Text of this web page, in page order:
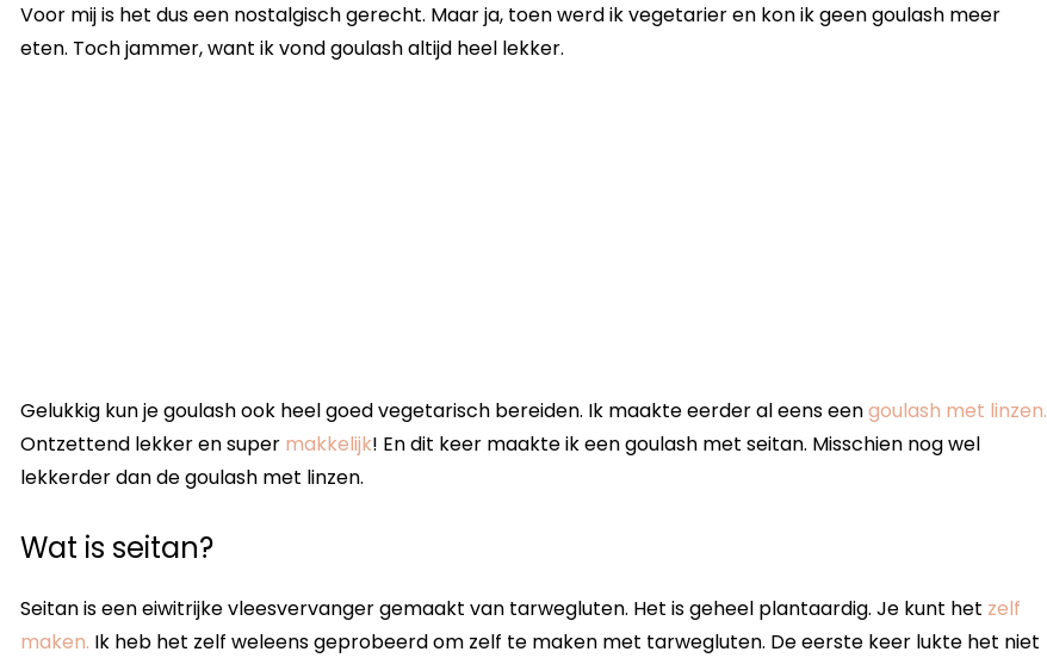
Voor mij is het dus een nostalgisch gerecht. Maar ja, toen werd ik vegetarier en kon ik geen goulash meer
eten. Toch jammer, want ik vond goulash altijd heel lekker.
Gelukkig kun je goulash ook heel goed vegetarisch bereiden. Ik maakte eerder al eens eengoulash met linzen.
Ontzettend lekker en super makkelijk! En dit keer maakte ik een goulash met seitan. Misschien nog wel
lekkerder dan de goulash met linzen.
Wat is seitan?
Seitan is een eiwitrijke vleesvervanger gemaakt van tarwegluten. Het is geheel plantaardig. Je kunt het zelf
maken. Ik heb het zelf weleens geprobeerd om zelf te maken met tarwegluten. De eerste keer lukte het niet